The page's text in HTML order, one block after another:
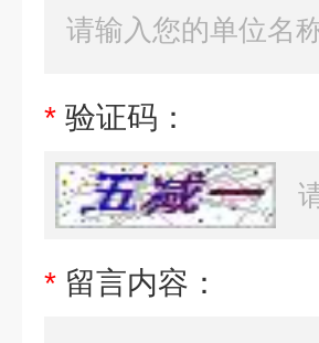
* 验证码：
* 留言内容：